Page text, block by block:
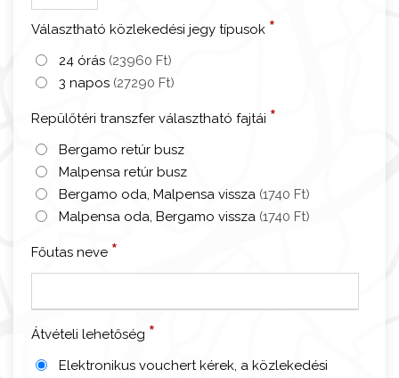
l
á
n
ó
K
ö
z
e
e
d
D
Választható közlekedési jegy típusok *
24 órás (23960 Ft)
3 napos (27290 Ft)
Repülőtéri transzfer választható fajtái *
Bergamo retúr busz
Malpensa retúr busz
Bergamo oda, Malpensa vissza (1740 Ft)
Malpensa oda, Bergamo vissza (1740 Ft)
Főutas neve *
Átvételi lehetőség *
Elektronikus vouchert kérek, a közlekedési